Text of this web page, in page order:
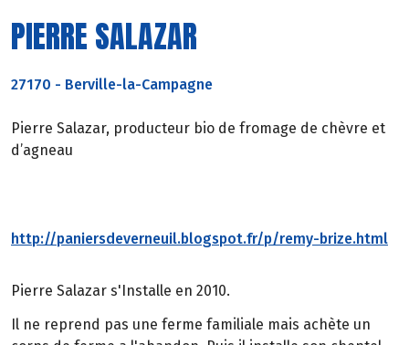
PIERRE SALAZAR
27170 - Berville-la-Campagne
Pierre Salazar, producteur bio de fromage de chèvre et
d’agneau
http://paniersdeverneuil.blogspot.fr/p/remy-brize.html
Pierre Salazar s'Installe en 2010.
Il ne reprend pas une ferme familiale mais achète un